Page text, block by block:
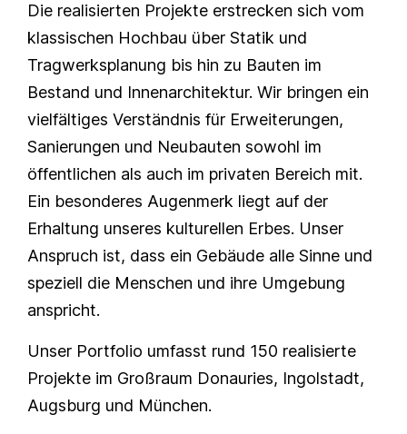
Die realisierten Projekte erstrecken sich vom
klassischen Hochbau über Statik und
Tragwerksplanung bis hin zu Bauten im
Bestand und Innenarchitektur. Wir bringen ein
vielfältiges Verständnis für Erweiterungen,
Sanierungen und Neubauten sowohl im
öffentlichen als auch im privaten Bereich mit.
Ein besonderes Augenmerk liegt auf der
Erhaltung unseres kulturellen Erbes. Unser
Anspruch ist, dass ein Gebäude alle Sinne und
speziell die Menschen und ihre Umgebung
anspricht.
Unser Portfolio umfasst rund 150 realisierte
Projekte im Großraum Donauries, Ingolstadt,
Augsburg und München.